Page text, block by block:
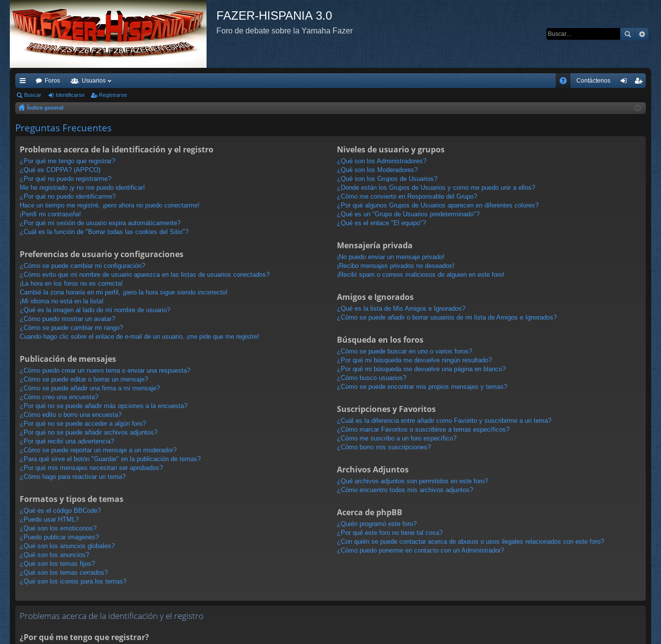
FAZER-HISPANIA 3.0
Foro de debate sobre la Yamaha Fazer
nl
ac
es
pi
do
s
Foros Usuarios Contáctenos
ist
Buscar Identificarse Registrarse
Índice general
Preguntas Frecuentes
Problemas acerca de la identificación y el registro
¿Por qué me tengo que registrar?
¿Qué es COPPA? (APPCO)
¿Por qué no puedo registrarme?
Me he registrado ¡y no me puedo identificar!
¿Por qué no puedo identificarme?
Hace un tiempo me registré, ¡pero ahora no puedo conectarme!
¡Perdí mi contraseña!
¿Por qué mi sesión de usuario expira automáticamente?
¿Cuál es la función de "Borrar todas las cookies del Sitio"?
Preferencias de usuario y configuraciones
¿Cómo se puede cambiar mi configuración?
¿Cómo evito que mi nombre de usuario aparezca en las listas de usuarios conectados?
¡La hora en los foros no es correcta!
Cambié la zona horaria en mi perfil, ¡pero la hora sigue siendo incorrecto!
¡Mi idioma no está en la lista!
¿Qué es la imagen al lado de mi nombre de usuario?
¿Cómo puedo mostrar un avatar?
¿Cómo se puede cambiar mi rango?
Cuando hago clic sobre el enlace de e-mail de un usuario, ¡me pide que me registre!
Publicación de mensajes
¿Cómo puedo crear un nuevo tema o enviar una respuesta?
¿Cómo se puede editar o borrar un mensaje?
¿Cómo se puede añadir una firma a mi mensaje?
¿Cómo creo una encuesta?
¿Por qué no se puede añadir más opciones a la encuesta?
¿Cómo edito o borro una encuesta?
¿Por qué no se puede acceder a algún foro?
¿Por qué no se puede añadir archivos adjuntos?
¿Por qué recibí una advertencia?
¿Cómo se puede reportar un mensaje a un moderador?
¿Para qué sirve el botón "Guardar" en la publicación de temas?
¿Por qué mis mensajes necesitan ser aprobados?
¿Cómo hago para reactivar un tema?
Formatos y tipos de temas
¿Qué es el código BBCode?
¿Puedo usar HTML?
¿Qué son los emoticonos?
¿Puedo publicar imagenes?
¿Qué son los anuncios globales?
¿Qué son los anuncios?
¿Qué son los temas fijos?
¿Qué son los temas cerrados?
¿Qué son los iconos para los temas?
Niveles de usuario y grupos
¿Qué son los Administradores?
¿Qué son los Moderadores?
¿Qué son los Grupos de Usuarios?
¿Donde están los Grupos de Usuarios y como me puedo unir a ellos?
¿Cómo me convierto en Responsable del Grupo?
¿Por qué algunos Grupos de Usuarios aparecen en diferentes colores?
¿Qué es un "Grupo de Usuarios predeterminado"?
¿Qué es el enlace "El equipo"?
Mensajería privada
¡No puedo enviar un mensaje privado!
¡Recibo mensajes privados no deseados!
¡Recibí spam o correos maliciosos de alguien en este foro!
Amigos e Ignorados
¿Qué es la lista de Mis Amigos e Ignorados?
¿Cómo se puede añadir o borrar usuarios de mi lista de Amigos e Ignorados?
Búsqueda en los foros
¿Cómo se puede buscar en uno o varios foros?
¿Por qué mi búsqueda me devuelve ningún resultado?
¿Por qué mi búsqueda me devuelve una página en blanco?
¿Cómo busco usuarios?
¿Como se puede encontrar mis propios mensajes y temas?
Suscripciones y Favoritos
¿Cuál es la diferencia entre añadir como Favorito y suscribirme a un tema?
¿Cómo marcar Favoritos o suscribirse a temas específicos?
¿Cómo me suscribo a un foro específico?
¿Cómo borro mis suscripciones?
Archivos Adjuntos
¿Qué archivos adjuntos son permitidos en este foro?
¿Cómo encuentro todos mis archivos adjuntos?
Acerca de phpBB
¿Quién programó este foro?
¿Por qué este foro no tiene tal cosa?
¿Con quién se puede contactar acerca de abusos o usos ilegales relacionados con este foro?
¿Cómo puedo ponerme en contacto con un Administrador?
Problemas acerca de la identificación y el registro
¿Por qué me tengo que registrar?